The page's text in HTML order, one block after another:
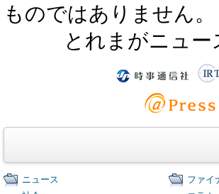
ものではありません。
とれまがニュ
ニュース
ファイ